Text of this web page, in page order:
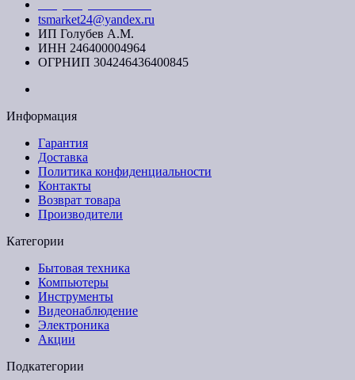
tsmarket24@yandex.ru
ИП Голубев А.М.
ИНН 246400004964
ОГРНИП 304246436400845
Информация
Гарантия
Доставка
Политика конфиденциальности
Контакты
Возврат товара
Производители
Категории
Бытовая техника
Компьютеры
Инструменты
Видеонаблюдение
Электроника
Акции
Подкатегории